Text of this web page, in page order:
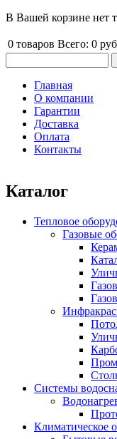
В Вашей корзине нет
0 товаров Всего: 0 руб
Главное меню
Главная
О компании
Гарантии
Доставка
Оплата
Контакты
Каталог
Тепловое
Газовые
Системы
Климатическое